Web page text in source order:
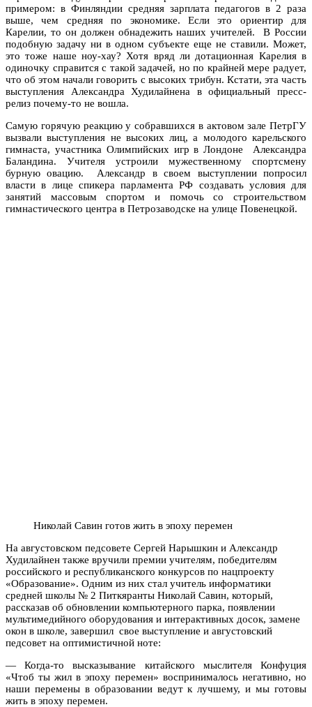
примером: в Финляндии средняя зарплата педагогов в 2 раза
выше, чем средняя по экономике. Если это ориентир для
Карелии, то он должен обнадежить наших учителей. В России
подобную задачу ни в одном субъекте еще не ставили. Может,
это тоже наше ноу-хау? Хотя вряд ли дотационная Карелия в
одиночку справится с такой задачей, но по крайней мере радует,
что об этом начали говорить с высоких трибун. Кстати, эта часть
выступления Александра Худилайнена в официальный пресс-
релиз почему-то не вошла.
Самую горячую реакцию у собравшихся в актовом зале ПетрГУ
вызвали выступления не высоких лиц, а молодого карельского
гимнаста, участника Олимпийских игр в Лондоне Александра
Баландина. Учителя устроили мужественному спортсмену
бурную овацию. Александр в своем выступлении попросил
власти в лице спикера парламента РФ создавать условия для
занятий массовым спортом и помочь со строительством
гимнастического центра в Петрозаводске на улице Повенецкой.
Николай Савин готов жить в эпоху перемен
На августовском педсовете Сергей Нарышкин и Александр
Худилайнен также вручили премии учителям, победителям
российского и республиканского конкурсов по нацпроекту
«Образование». Одним из них стал учитель информатики
средней школы № 2 Питкяранты Николай Савин, который,
рассказав об обновлении компьютерного парка, появлении
мультимедийного оборудования и интерактивных досок, замене
окон в школе, завершил свое выступление и августовский
педсовет на оптимистичной ноте:
— Когда-то высказывание китайского мыслителя Конфуция
«Чтоб ты жил в эпоху перемен» воспринималось негативно, но
наши перемены в образовании ведут к лучшему, и мы готовы
жить в эпоху перемен.